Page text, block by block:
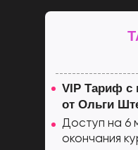
Доступ на 6
окончания
VIP Тариф с
от Ольги